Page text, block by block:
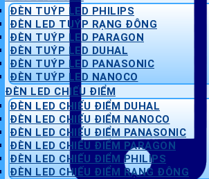
ĐÈN TUÝP LED PHILIPS
ĐÈN LED TUÝP RẠNG ĐÔNG
ĐÈN TUÝP LED PARAGON
ĐÈN TUÝP LED DUHAL
ĐÈN TUÝP LED PANASONIC
ĐÈN TUÝP LED NANOCO
ĐÈN LED CHIẾU ĐIỂM
ĐÈN LED CHIẾU ĐIỂM DUHAL
ĐÈN LED CHIẾU ĐIỂM NANOCO
ĐÈN LED CHIẾU ĐIỂM PANASONIC
ĐÈN LED CHIẾU ĐIỂM PARAGON
ĐÈN LED CHIẾU ĐIỂM PHILIPS
ĐÈN LED CHIẾU ĐIỂM RẠNG ĐÔNG